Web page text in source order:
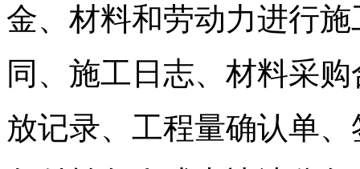
金、材料和劳动力进行
同、施工日志、材料采
放记录、工程量确认单